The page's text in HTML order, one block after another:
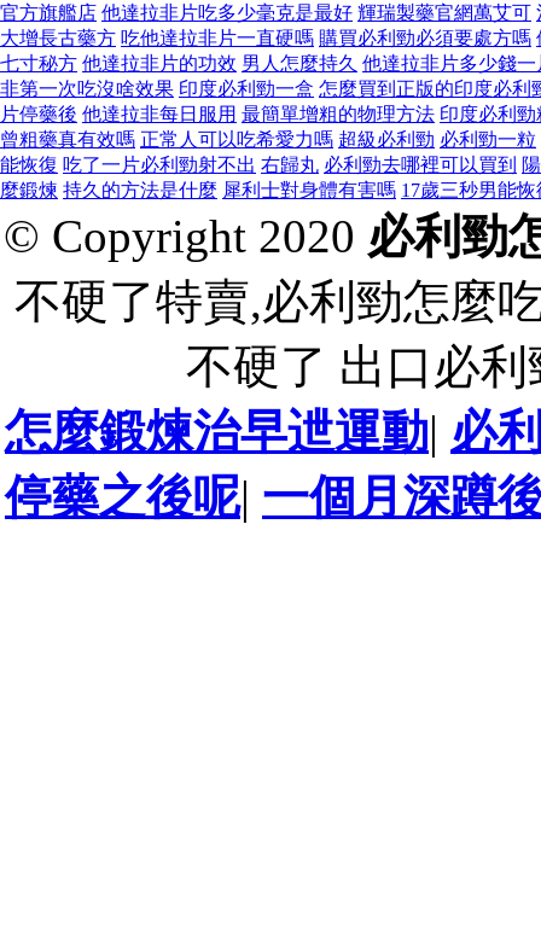
官方旗艦店 他達拉非片吃多少毫克是最好 輝瑞製藥官網萬艾可
大增長古藥方 吃他達拉非片一直硬嗎 購買必利勁必須要處方嗎
七寸秘方 他達拉非片的功效 男人怎麼持久 他達拉非片多少錢一
非第一次吃沒啥效果 印度必利勁一盒 怎麼買到正版的印度必利
片停藥後 他達拉非每日服用 最簡單增粗的物理方法 印度必利
曾粗藥真有效嗎 正常人可以吃希愛力嗎 超級必利勁 必利勁一粒
能恢復 吃了一片必利勁射不出 右歸丸 必利勁去哪裡可以買到
麼鍛煉 持久的方法是什麼 犀利士對身體有害嗎 17歲三秒男能
© Copyright 2020 必利勁
不硬了特賣,必利勁怎麼
不硬了 出口必
怎麼鍛煉治早迣運動| 必
停藥之後呢| 一個月深蹲